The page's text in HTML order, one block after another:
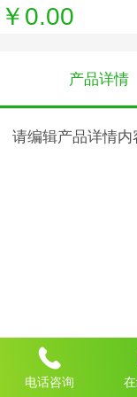
￥0.00
产品详情
请编辑产品详情内
电话咨询